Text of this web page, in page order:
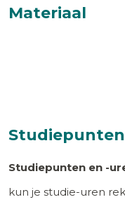
Materiaal
Studiepunten
Studiepunten en -
kun je studie-uren